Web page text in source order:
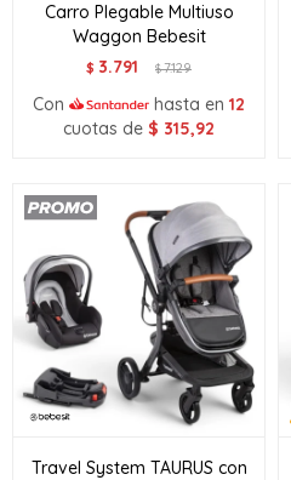
Carro Plegable Multiuso
Waggon Bebesit
$ 3.791 $7.129
Con hasta en 12
cuotas de $ 315,92
Travel System TAURUS con